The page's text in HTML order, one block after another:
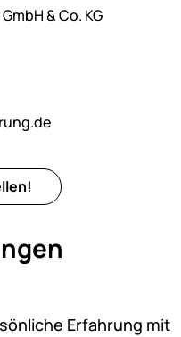
& Co. KG
Erfahrung mit